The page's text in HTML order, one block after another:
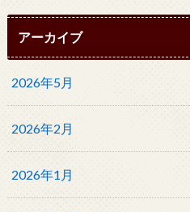
アーカイブ
2026年5月
2026年2月
2026年1月